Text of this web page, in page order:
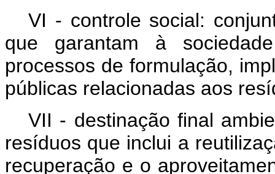
VI - controle social:
que garantam à
processos de formulação,
públicas relacionadas aos
VII - destinação final
resíduos que inclui a
recuperação e o